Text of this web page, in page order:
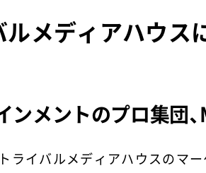
ルメディアハウス
ンメントのプロ集団、
ライバルメディアハウスのマ